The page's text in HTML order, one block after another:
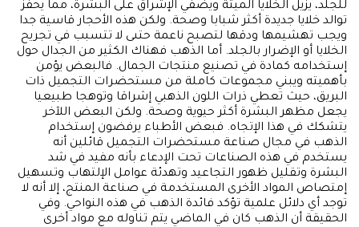
للجلد، يزيل الخلايا الميتة ويضفي الإشراق على البشرة، مما يحفز
توالد خلايا جديدة أكثر شبابا وصحة. ولكن هذه الأحجار قاسية جدا
ويجب تهشيمها ودقها لتصبح ناعمة حتىى لا تتسبب في تجريح
الخلايا أو الإضرار بالجلد. أما الذهب فهناك الكثير من الجدال حول
إستخدامه كمادة في تصنيع منتجات الجمال. فالبعض يؤمن
بأهميته ويبني مجموعات كاملة من مستحضرات التجميل ذات
البريق، حيث تعطي ذرات اللون الذهبي إشراقا وتوهجا طبيعيا
يجعل مظهر البشرة أكثر حيوية وصحة. ولكن البعض اللآخر
يتشكك في هذا الإتجاه. فبعض الأطباء يرفضون إستخدام
الذهب في مجال صناعة مستحضرات التجميل قائلين أنه
يستخدم في هذه الصناعات تحت الإدعاء بأنه مفيد في شد
البشرة وتقليل ظهور التجاعيد وتهدئة عوامل الإلتهاب وتسهيل
إمتصاص المواد الأخرى المستخدمة في صناعة المنتج، إلا أنه لا
توجد أي دلائل علمية تؤكد فائدة الذهب في هذه النواحي. وفي
الحقيقة أن الذهب كان في الماضي يتم تناوله مع مواد أخرى